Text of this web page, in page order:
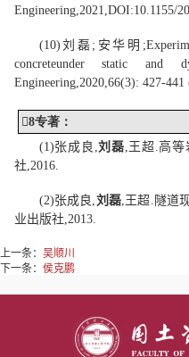
Engineering,2021,DOI:10.1155/
(10) 刘磊 ; 安华明 ;
concreteunder static and
Engineering,2020,66(3): 427-441
8专著：
(1 )张成良 刘 磊 ,王超 .高
社, 201 6.
(2)张成良 刘 磊 ,王超. 隧道
业出版社, 201 3.
上一条： 吴顺川
下一条： 侯克鹏